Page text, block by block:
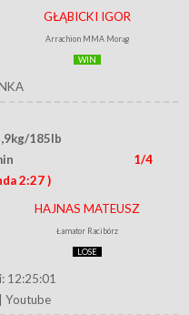
GŁĄBICKI IGOR
Arrachion MMA Morąg
WIN
185lb
1/4
2:27 )
HAJNAS MATEUSZ
Łamator Racibórz
LOSE
12:25:01
Youtube